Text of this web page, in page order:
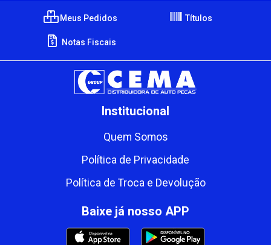
Meus Pedidos Títulos
Notas Fiscais
Institucional
Quem Somos
Política de Privacidade
Política de Troca e Devolução
Baixe já nosso APP